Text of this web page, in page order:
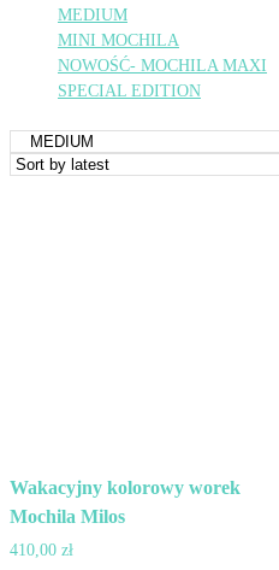
MEDIUM
MINI MOCHILA
NOWOŚĆ- MOCHILA MAXI
SPECIAL EDITION
Wakacyjny kolorowy worek
Mochila Milos
410,00 zł